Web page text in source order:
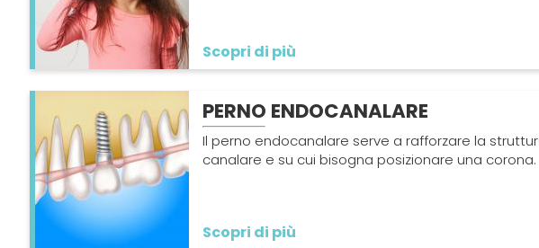
Scopri di più
PERNO ENDOCANALARE
Il perno endocanalare serve a rafforzare la
canalare e su cui bisogna posizionare una corona.
Scopri di più